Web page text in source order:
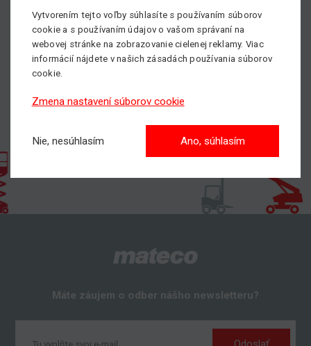
Neváhajte kontaktovať nášho obchodníka, všetky kontakty
nájdeteTU.
Máte záujem o odber nášho newsletteru?
Vytvorením tejto voľby súhlasíte s používaním súborov
cookie a s používaním údajov o vašom správaní na
webovej stránke na zobrazovanie cielenej reklamy. Viac
informácií nájdete v našich zásadách používania súborov
cookie.
Zmena nastavení súborov cookie
Nie, nesúhlasím Ano, súhlasím